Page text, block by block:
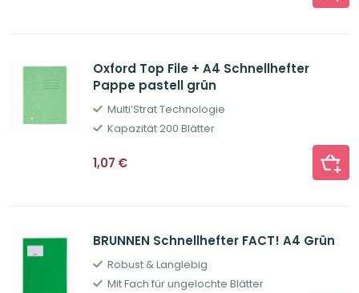
Oxford Top File + A4 Schnellhefter
Pappe pastell grün
Multi’Strat Technologie
Kapazität 200 Blätter
1,07 €
BRUNNEN Schnellhefter FACT! A4 Grün
Robust & Langlebig
Mit Fach für ungelochte Blätter